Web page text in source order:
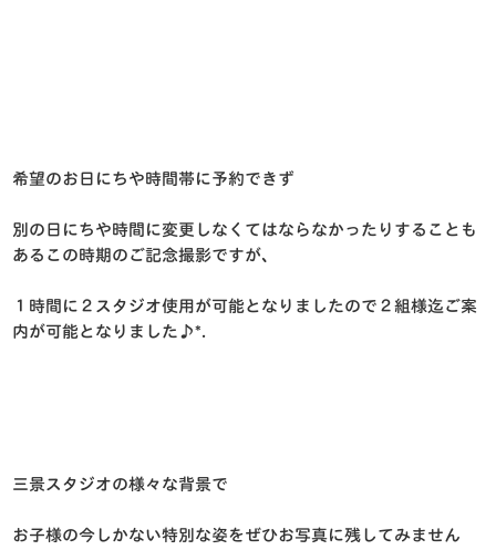
希望のお日にちや時間帯に予約できず
別の日にちや時間に変更しなくてはならなかったりすることも
あるこの時期のご記念撮影ですが、
１時間に２スタジオ使用が可能となりましたので２組様迄ご案
内が可能となりました♪*.
三景スタジオの様々な背景で
お子様の今しかない特別な姿をぜひお写真に残してみません